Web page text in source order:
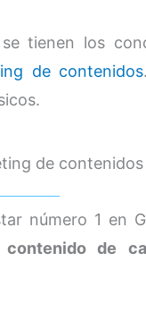
tienen los
de contenidos
de contenidos
número 1 en
de